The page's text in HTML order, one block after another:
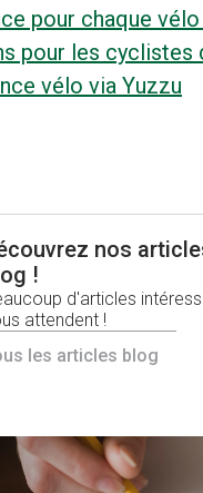
pour chaque
pour les cyclistes
vélo via Yuzzu
nos
!
d'articles
attendent !
les articles blog